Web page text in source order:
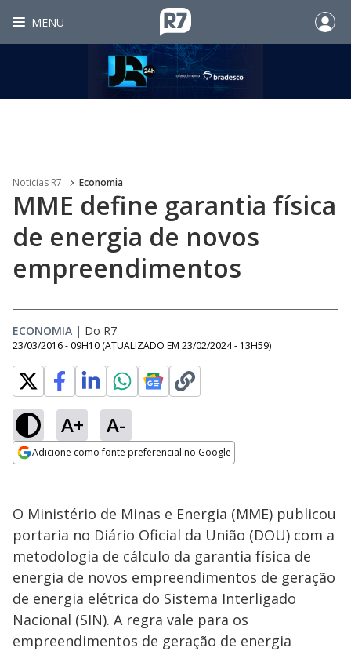
MENU
Noticias R7 Economia
MME define garantia física
de energia de novos
empreendimentos
ECONOMIA | Do R7
23/03/2016 - 09H10 (ATUALIZADO EM 23/02/2024 - 13H59)
A+ A-
Adicione como fonte preferencial no Google
O Ministério de Minas e Energia (MME) publicou
portaria no Diário Oficial da União (DOU) com a
metodologia de cálculo da garantia física de
energia de novos empreendimentos de geração
de energia elétrica do Sistema Interligado
Nacional (SIN). A regra vale para os
empreendimentos de geração de energia